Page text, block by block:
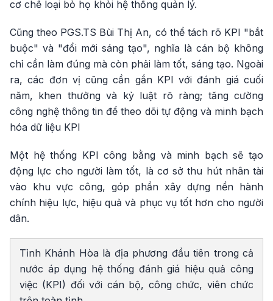
cơ chế loại bỏ họ khỏi hệ thống quản lý.
Cũng theo PGS.TS Bùi Thị An, có thể tách rõ KPI "bắt
buộc" và "đổi mới sáng tạo", nghĩa là cán bộ không
chỉ cần làm đúng mà còn phải làm tốt, sáng tạo. Ngoài
ra, các đơn vị cũng cần gắn KPI với đánh giá cuối
năm, khen thưởng và kỷ luật rõ ràng; tăng cường
công nghệ thông tin để theo dõi tự động và minh bạch
hóa dữ liệu KPI
Một hệ thống KPI công bằng và minh bạch sẽ tạo
động lực cho người làm tốt, là cơ sở thu hút nhân tài
vào khu vực công, góp phần xây dựng nền hành
chính hiệu lực, hiệu quả và phục vụ tốt hơn cho người
dân.
Tỉnh Khánh Hòa là địa phương đầu tiên trong cả
nước áp dụng hệ thống đánh giá hiệu quả công
việc (KPI) đối với cán bộ, công chức, viên chức